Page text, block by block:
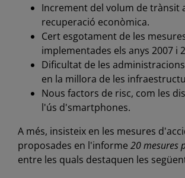
Increment del volum de trànsit
recuperació econòmica.
Cert esgotament de les
implementades els anys 2007 i
Dificultat de les
en la millora de les
Nous factors de risc, com les
l'ús d'smartphones.
A més, insisteix en les mesures
proposades en l'informe 20 mesures
entre les quals destaquen les